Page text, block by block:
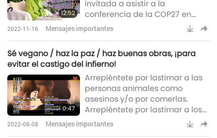
Vegano, Mundo en Paz, pero el
urgente llamado del planeta y
nuestro mund
12:52
invitada a asistir a la
conferencia de la COP27 en
Sharm el-Sheikh, Egipto
celebrada del 5 al 18 de
noviembre, 2022, por la
organización llamada
Plataforma Intergubernamental
de Políticas Veganas. Como la
Maestra sigue estando en un
retiro de meditación para
elevar nuestro preciado
planeta, no pudo asistir. Sin
embargo, Ella gentilment
2022-11-16 Mensajes importantes
Sé vegano / haz la paz / haz buenas obras, ¡para
evitar el castigo del infierno!
0:47
Arrepiéntete por lastimar a las
personas animales como
asesinos y/o por comerlas.
Arrepiéntete por lastimar a los
humanos al hacer la guerra.
Arrepiéntete por cualquier cosa
2022-08-08 Mensajes importantes